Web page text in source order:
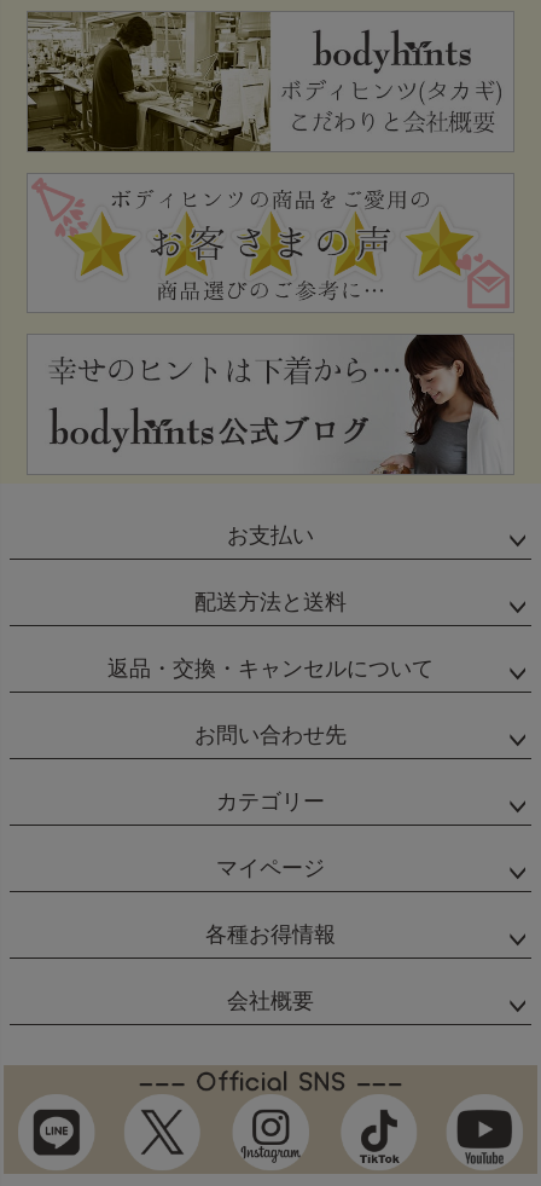
お支払い
配送方法と送料
返品・交換・キャンセルについて
お問い合わせ先
カテゴリー
マイページ
各種お得情報
会社概要